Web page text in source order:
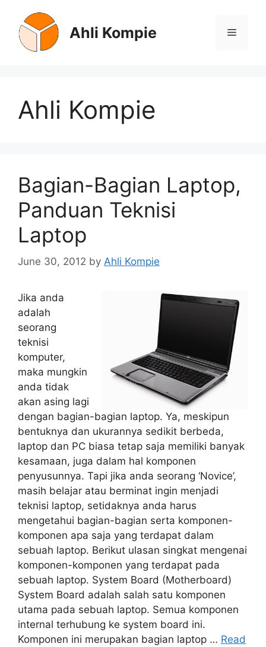
content
Ahli Kompie Menu
Ahli Kompie
Bagian-Bagian Laptop,
Panduan Teknisi
Laptop
June 30, 2012 by Ahli Kompie
Jika anda
adalah
seorang
teknisi
komputer,
maka mungkin
anda tidak
akan asing lagi
dengan bagian-bagian laptop. Ya, meskipun
bentuknya dan ukurannya sedikit berbeda,
laptop dan PC biasa tetap saja memiliki banyak
kesamaan, juga dalam hal komponen
penyusunnya. Tapi jika anda seorang ‘Novice’,
masih belajar atau berminat ingin menjadi
teknisi laptop, setidaknya anda harus
mengetahui bagian-bagian serta komponen-
komponen apa saja yang terdapat dalam
sebuah laptop. Berikut ulasan singkat mengenai
komponen-komponen yang terdapat pada
sebuah laptop. System Board (Motherboard)
System Board adalah salah satu komponen
utama pada sebuah laptop. Semua komponen
internal terhubung ke system board ini.
Komponen ini merupakan bagian laptop … Read